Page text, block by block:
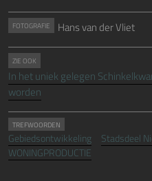
FOTOGRAFIE Hans van der Vliet
ZIE OOK
In het uniek gelegen
worden
TREFWOORDEN
Gebiedsontwikkeling Stadsdeel
WONINGPRODUCTIE